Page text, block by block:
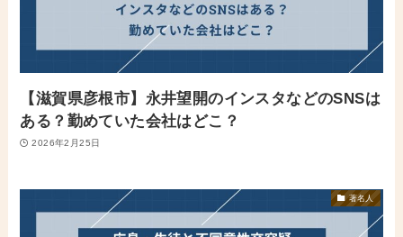
【滋賀県彦根市】永井望開のインスタなどのSNSは
ある？勤めていた会社はどこ？
2026年2月25日
著名人